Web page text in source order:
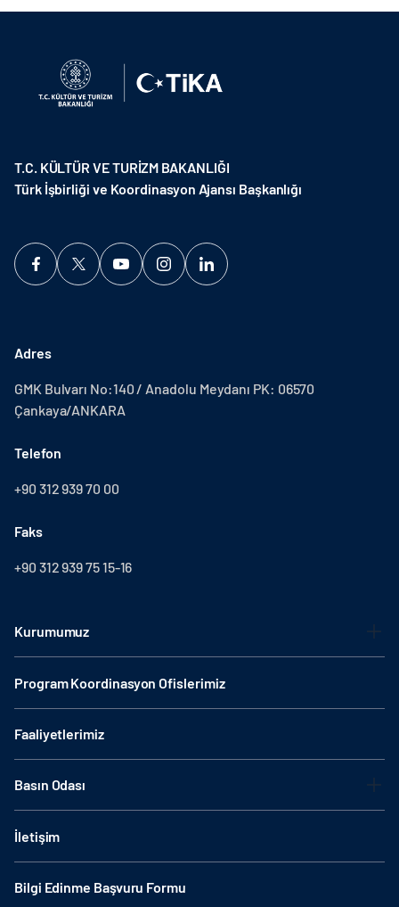
T.C. KÜLTÜR VE TURİZM BAKANLIĞI
Türk İşbirliği ve Koordinasyon Ajansı Başkanlığı
Adres
GMK Bulvarı No:140 / Anadolu Meydanı PK: 06570
Çankaya/ANKARA
Telefon
+90 312 939 70 00
Faks
+90 312 939 75 15-16
Kurumumuz
Program Koordinasyon Ofislerimiz
Faaliyetlerimiz
Basın Odası
İletişim
Bilgi Edinme Başvuru Formu